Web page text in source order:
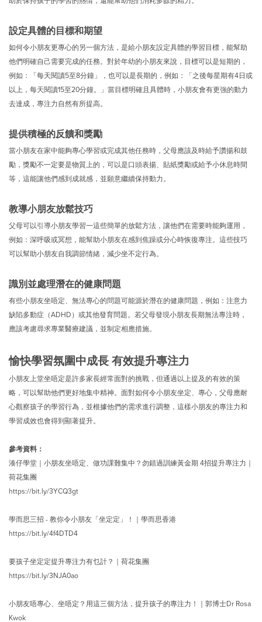
設定具體的目標和期望
如何令小朋友更專心的另一個方法，是給小朋友設定具體的學習目標，能幫助
他們明確自己需要完成的任務。對於年幼的小朋友來說，目標可以是短期的，
例如：「每天閱讀5至8分鐘」，也可以是長期的，例如：「之後每星期有4日或
以上，每天閱讀15至20分鐘。」當目標明確且具體時，小朋友會有更強的動力
去達成，專注力自然有所提高。
提供積極的反饋和獎勵
當小朋友在家中能夠專心學習或完成其他任務時，父母應該及時給予讚揚和鼓
勵，獎勵不一定要是物質上的，可以是口頭表揚、貼紙獎勵或給予小休息時間
等，這能讓他們感到成就感，並願意繼續保持動力。
教導小朋友放鬆技巧
父母可以引導小朋友學習一這些簡單的放鬆方法，讓他們在需要時能夠運用，
例如：深呼吸或冥想，能幫助小朋友在感到焦躁或分心時恢復專注。這些技巧
可以幫助小朋友自我調節情緒，減少坐不定行為。
識別並處理潛在的健康問題
有些小朋友坐唔定、無法專心的問題可能源於潛在的健康問題，例如：注意力
缺陷多動症（ADHD）或其他發育問題。若父母發現小朋友長期無法專注時，
應該考慮尋求專業醫療建議，並制定相應措施。
愉快學習氛圍中成長 有效提升專注力
小朋友上堂坐唔定是許多家長經常面對的挑戰，但通過以上提及的有效的策
略，可以幫助他們更好地集中精神。面對如何令小朋友坐定、專心，父母應耐
心觀察孩子的學習行為，並根據他們的需求進行調整，這樣小朋友的專注力和
學習成效也會得到顯著提升。
參考資料：
湊仔學堂｜小朋友坐唔定、做功課難集中？勿錯過訓練黃金期 4招提升專注力｜
荷花集團
https://bit.ly/3YCQ3gt
學而思三招 - 教你令小朋友「坐定定」！｜學而思香港
https://bit.ly/4f4DTD4
要孩子坐定定提升專注力有乜計？｜荷花集團
https://bit.ly/3NJA0ao
小朋友唔專心、坐唔定？用這三個方法，提升孩子的專注力！｜郭博士Dr Rosa
Kwok